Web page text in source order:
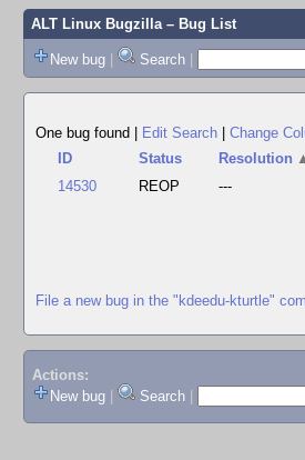
ALT Linux Bugzilla– Bug List
New bug | Search |
One bug found
Edit Search Change
ID
Status Resolution
14530
REOP ---
File a new bug in the "kdeedu-kturtle"
Actions:
New bug
Search